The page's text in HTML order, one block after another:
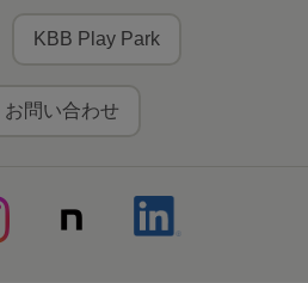
KBB Play Park
お問い合わせ